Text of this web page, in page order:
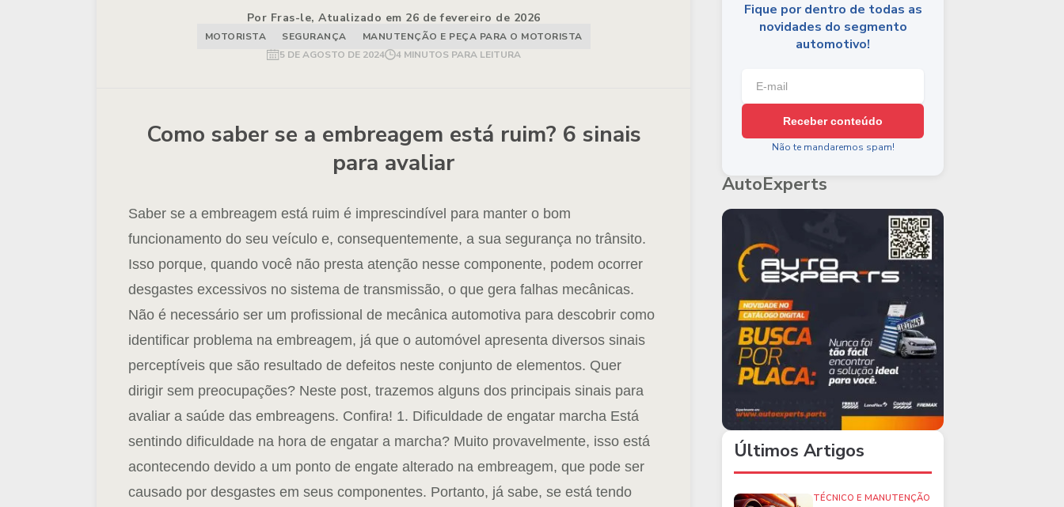
Por Fras-le, Atualizado em 26 de fevereiro de 2026
MOTORISTA SEGURANÇA
MANUTENÇÃO E PEÇA PARA O MOTORISTA
5 DE AGOSTO DE 2024
4 MINUTOS PARA LEITURA
Como saber se a embreagem está ruim? 6 sinais
para avaliar
Saber se a embreagem está ruim é imprescindível para manter o bom
funcionamento do seu veículo e, consequentemente, a sua segurança no trânsito.
Isso porque, quando você não presta atenção nesse componente, podem ocorrer
desgastes excessivos no sistema de transmissão, o que gera falhas mecânicas.
Não é necessário ser um profissional de mecânica automotiva para descobrir como
identificar problema na embreagem, já que o automóvel apresenta diversos sinais
perceptíveis que são resultado de defeitos neste conjunto de elementos. Quer
dirigir sem preocupações? Neste post, trazemos alguns dos principais sinais para
avaliar a saúde das embreagens. Confira! 1. Dificuldade de engatar marcha Está
sentindo dificuldade na hora de engatar a marcha? Muito provavelmente, isso está
acontecendo devido a um ponto de engate alterado na embreagem, que pode ser
causado por desgastes em seus componentes. Portanto, já sabe, se está tendo
Fique por dentro de todas as
novidades do segmento
automotivo!
Receber conteúdo
Não te mandaremos spam!
AutoExperts
Últimos Artigos
TÉCNICO E MANUTENÇÃO